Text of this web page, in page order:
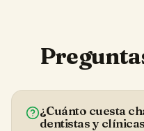
¿Cuánto cuesta
dentistas y